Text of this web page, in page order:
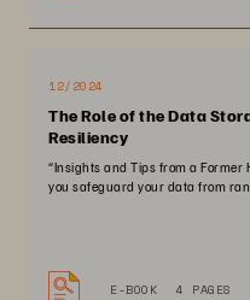
12/2024
The Role of the Data
Resiliency
“Insights and Tips from a Former
you safeguard your data from
E-BOOK 4 PAGES